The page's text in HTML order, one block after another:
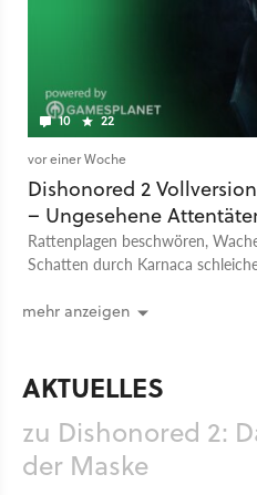
10 22
vor einer Woche
Dishonored 2
– Ungesehene
Rattenplagen beschwören,
Schatten durch Karnaca
Macht euch bereit für einen
mehr anzeigen
AKTUELLES
zu Dishonored 2:
der Maske